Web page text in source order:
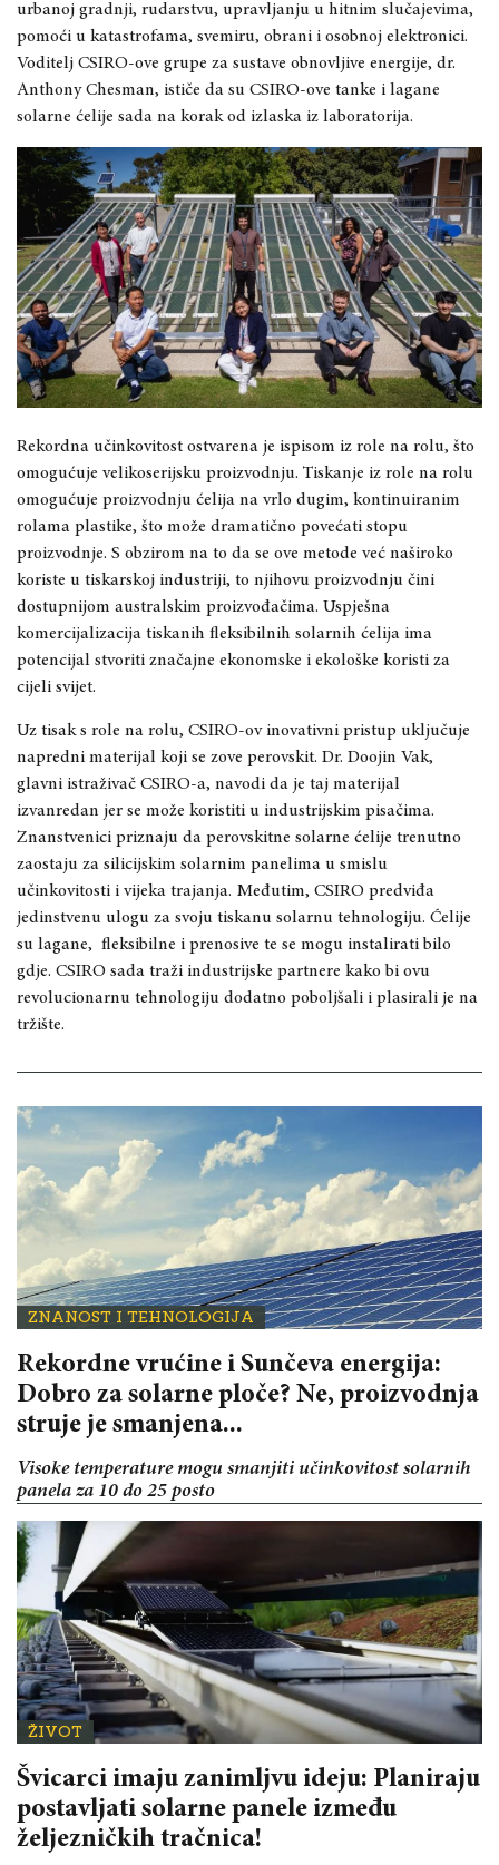
urbanoj gradnji, rudarstvu, upravljanju u hitnim slučajevima,
pomoći u katastrofama, svemiru, obrani i osobnoj elektronici.
Voditelj CSIRO-ove grupe za sustave obnovljive energije, dr.
Anthony Chesman, ističe da su CSIRO-ove tanke i lagane
solarne ćelije sada na korak od izlaska iz laboratorija.
Rekordna učinkovitost ostvarena je ispisom iz role na rolu, što
omogućuje velikoserijsku proizvodnju. Tiskanje iz role na rolu
omogućuje proizvodnju ćelija na vrlo dugim, kontinuiranim
rolama plastike, što može dramatično povećati stopu
proizvodnje. S obzirom na to da se ove metode već naširoko
koriste u tiskarskoj industriji, to njihovu proizvodnju čini
dostupnijom australskim proizvođačima. Uspješna
komercijalizacija tiskanih fleksibilnih solarnih ćelija ima
potencijal stvoriti značajne ekonomske i ekološke koristi za
cijeli svijet.
Uz tisak s role na rolu, CSIRO-ov inovativni pristup uključuje
napredni materijal koji se zove perovskit. Dr. Doojin Vak,
glavni istraživač CSIRO-a, navodi da je taj materijal
izvanredan jer se može koristiti u industrijskim pisačima.
Znanstvenici priznaju da perovskitne solarne ćelije trenutno
zaostaju za silicijskim solarnim panelima u smislu
učinkovitosti i vijeka trajanja. Međutim, CSIRO predviđa
jedinstvenu ulogu za svoju tiskanu solarnu tehnologiju. Ćelije
su lagane, fleksibilne i prenosive te se mogu instalirati bilo
gdje. CSIRO sada traži industrijske partnere kako bi ovu
revolucionarnu tehnologiju dodatno poboljšali i plasirali je na
tržište.
ZNANOST I TEHNOLOGIJA
Rekordne vrućine i Sunčeva energija:
Dobro za solarne ploče? Ne, proizvodnja
struje je smanjena...
Visoke temperature mogu smanjiti učinkovitost solarnih
panela za 10 do 25 posto
ŽIVOT
Švicarci imaju zanimljvu ideju: Planiraju
postavljati solarne panele između
željezničkih tračnica!